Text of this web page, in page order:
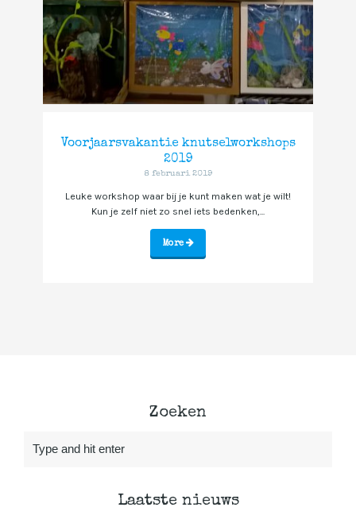
Voorjaarsvakantie knutselworkshops
2019
8 februari 2019
Leuke workshop waar bij je kunt maken wat je wilt!
Kun je zelf niet zo snel iets bedenken,...
More
Zoeken
Laatste nieuws